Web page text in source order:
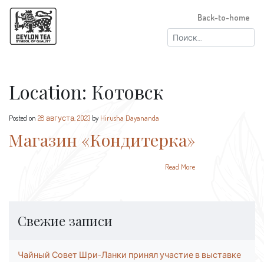
Найти:
Back-to-home
Location: Котовск
Posted on 28 августа, 2023 by Hirusha Dayananda
Магазин «Кондитерка»
Read More
Свежие записи
Чайный Совет Шри-Ланки принял участие в выставке